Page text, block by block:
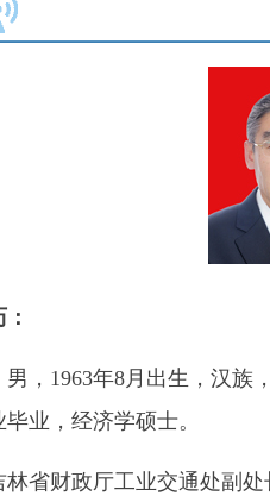
1963年8月出生，汉族
业，经济学硕士。
财政厅工业交通处副处